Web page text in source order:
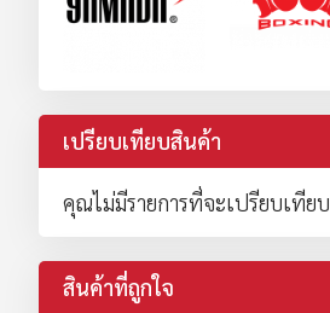
เปรียบเทียบสินค้า
คุณไม่มีรายการที่จะเปรียบเทียบ
สินค้าที่ถูกใจ